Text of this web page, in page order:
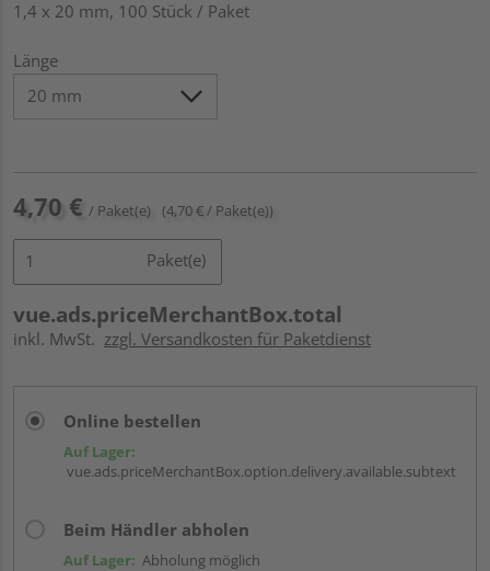
1,4 x 20 mm, 100 Stück / Paket
Länge
4,70 € / Paket(e) (4,70 € / Paket(e))
Paket(e)
vue.ads.priceMerchantBox.total
inkl. MwSt. zzgl. Versandkosten für Paketdienst
Online bestellen
Auf Lager:
vue.ads.priceMerchantBox.option.delivery.available.subtext
Beim Händler abholen
Auf Lager: Abholung möglich